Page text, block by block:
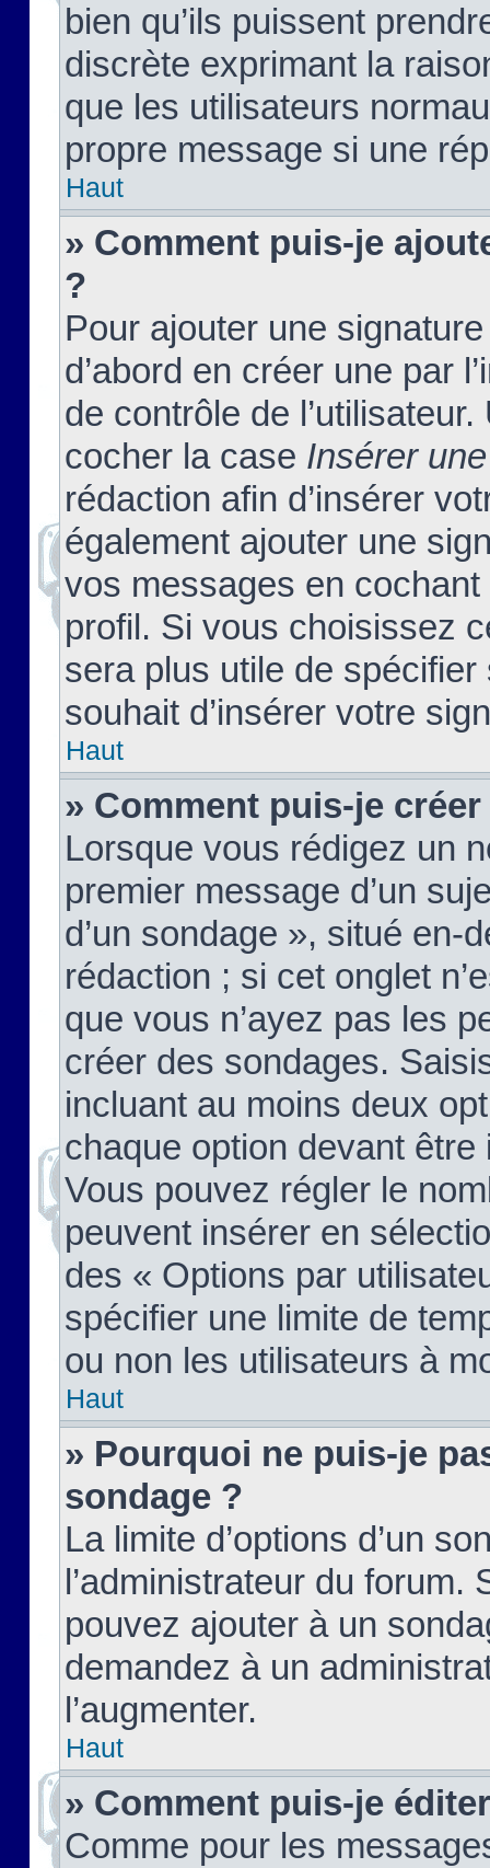
bien qu’ils puissent
discrète exprimant la
que les utilisateurs
propre message si une
Haut
» Comment puis-je
?
Pour ajouter une
d’abord en créer une par
de contrôle de
cocher la case Insérer
rédaction afin d’insérer
également ajouter une
vos messages en
profil. Si vous choisissez
sera plus utile de
souhait d’insérer votre
Haut
» Comment puis-je
Lorsque vous rédigez un
premier message d’un
d’un sondage », situé en-
rédaction ; si cet onglet
que vous n’ayez pas les
créer des sondages.
incluant au moins deux
chaque option devant
Vous pouvez régler le
peuvent insérer en
des « Options par
spécifier une limite de
ou non les utilisateurs à
Haut
» Pourquoi ne puis-je
sondage ?
La limite d’options d’un
l’administrateur du forum.
pouvez ajouter à un
demandez à un
l’augmenter.
Haut
» Comment puis-je
Comme pour les